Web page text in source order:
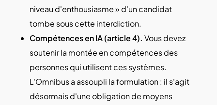
niveau d'enthousiasme » d'un candidat
tombe sous cette interdiction.
Compétences en IA (article 4). Vous devez
soutenir la montée en compétences des
personnes qui utilisent ces systèmes.
L'Omnibus a assoupli la formulation : il s'agit
désormais d'une obligation de moyens